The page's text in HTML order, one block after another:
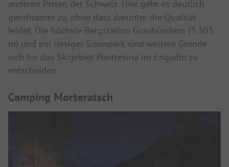
anderen Pisten der Schweiz. Hier geht es deutlich
geruhsamer zu, ohne dass darunter die Qualität
leidet. Die höchste Bergstation Graubündens (3.303
m) und ein riesiger Snowpark sind weitere Gründe
sich für das Skigebiet Pontresina im Engadin zu
entscheiden.
Camping Morteratsch